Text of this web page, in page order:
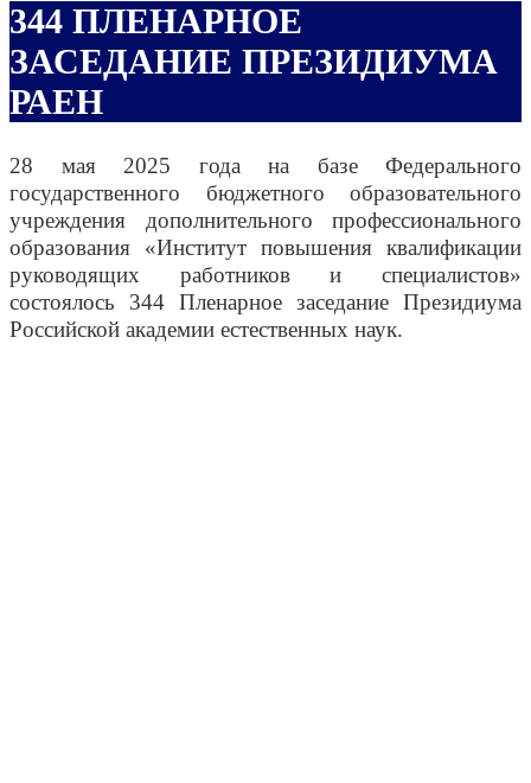
344 ПЛЕНАРНОЕ
ЗАСЕДАНИЕ ПРЕЗИДИУМА
РАЕН
28 мая 2025 года на базе Федерального
государственного бюджетного образовательного
учреждения дополнительного профессионального
образования «Институт повышения квалификации
руководящих работников и специалистов»
состоялось 344 Пленарное заседание Президиума
Российской академии естественных наук.